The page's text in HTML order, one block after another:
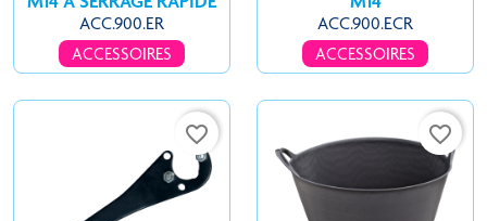
ACC.900.ER
ACCESSOIRES
ACC.900.ECR
ACCESSOIRES
favorite_border favorite_border